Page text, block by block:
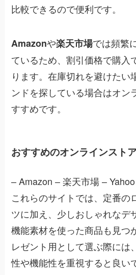
比較できるので便利です。
Amazonや楽天市場では頻繁
ているため、割引価格で購入
ります。在庫切れを避けたい
ンドを探している場合はオン
すすめです。
おすすめのオンラインスト
– Amazon – 楽天市場 –
これらのサイトでは、定番の
ツに加え、少しおしゃれなデ
機能素材を使った商品も見つ
レゼント用として選ぶ際には
性や機能性を重視すると良い